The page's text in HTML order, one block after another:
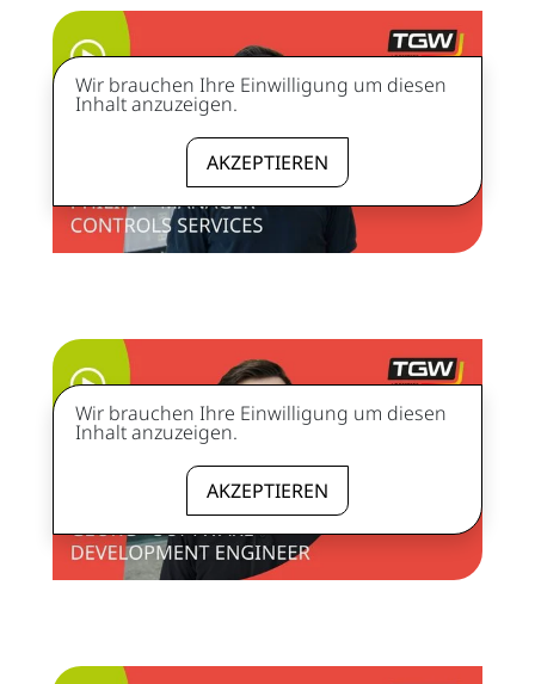
Wir brauchen Ihre Einwilligung um diesen
Inhalt anzuzeigen.
AKZEPTIEREN
Wir brauchen Ihre Einwilligung um diesen
Inhalt anzuzeigen.
AKZEPTIEREN